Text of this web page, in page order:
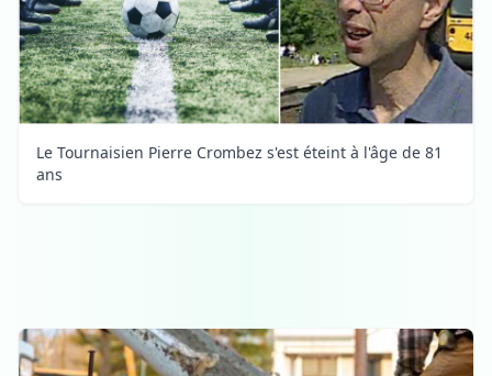
Le Tournaisien Pierre Crombez s'est éteint à l'âge de 81
ans